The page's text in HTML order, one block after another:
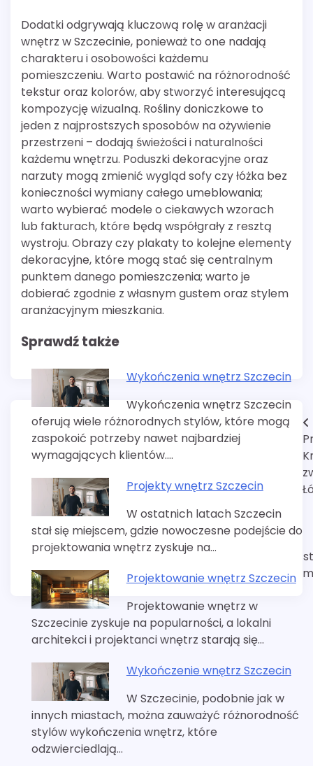
Dodatki odgrywają kluczową rolę w aranżacji
wnętrz w Szczecinie, ponieważ to one nadają
charakteru i osobowości każdemu
pomieszczeniu. Warto postawić na różnorodność
tekstur oraz kolorów, aby stworzyć interesującą
kompozycję wizualną. Rośliny doniczkowe to
jeden z najprostszych sposobów na ożywienie
przestrzeni – dodają świeżości i naturalności
każdemu wnętrzu. Poduszki dekoracyjne oraz
narzuty mogą zmienić wygląd sofy czy łóżka bez
konieczności wymiany całego umeblowania;
warto wybierać modele o ciekawych wzorach
lub fakturach, które będą współgrały z resztą
wystroju. Obrazy czy plakaty to kolejne elementy
dekoracyjne, które mogą stać się centralnym
punktem danego pomieszczenia; warto je
dobierać zgodnie z własnym gustem oraz stylem
aranżacyjnym mieszkania.
Sprawdź także
Wykończenia wnętrz Szczecin
Wykończenia wnętrz Szczecin
oferują wiele różnorodnych stylów, które mogą
zaspokoić potrzeby nawet najbardziej
wymagających klientów.…
Projekty wnętrz Szczecin
W ostatnich latach Szczecin
stał się miejscem, gdzie nowoczesne podejście do
projektowania wnętrz zyskuje na…
Projektowanie wnętrz Szczecin
Projektowanie wnętrz w
Szczecinie zyskuje na popularności, a lokalni
architekci i projektanci wnętrz starają się…
Wykończenie wnętrz Szczecin
W Szczecinie, podobnie jak w
innych miastach, można zauważyć różnorodność
stylów wykończenia wnętrz, które
odzwierciedlają…
Nawigacja
wpisu